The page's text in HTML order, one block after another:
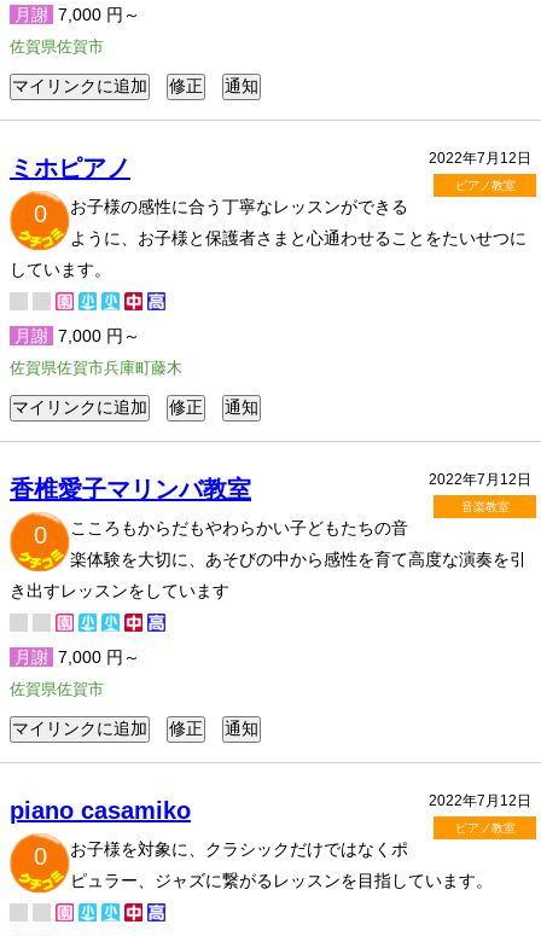
月謝 7,000 円～
佐賀県佐賀市
2022年7月12日
ピアノ教室
ミホピアノ
0
お子様の感性に合う丁寧なレッスンができる
ように、お子様と保護者さまと心通わせることをたいせつに
しています。
月謝 7,000 円～
佐賀県佐賀市兵庫町藤木
2022年7月12日
音楽教室
香椎愛子マリンバ教室
0
こころもからだもやわらかい子どもたちの音
楽体験を大切に、あそびの中から感性を育て高度な演奏を引
き出すレッスンをしています
月謝 7,000 円～
佐賀県佐賀市
2022年7月12日
ピアノ教室
piano casamiko
0
お子様を対象に、クラシックだけではなくポ
ピュラー、ジャズに繋がるレッスンを目指しています。